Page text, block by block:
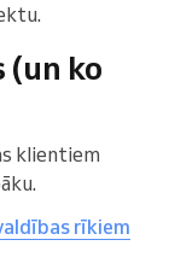
(un ko
klientiem
rīkiem